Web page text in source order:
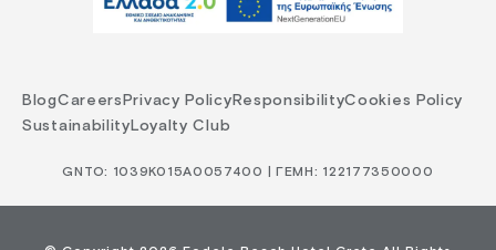
BlogCareers Privacy Policy ResponsibilityCookies Policy
Sustainability Loyalty Club
GNTO: 1039Κ015Α0057400 | ΓΕΜΗ: 122177350000